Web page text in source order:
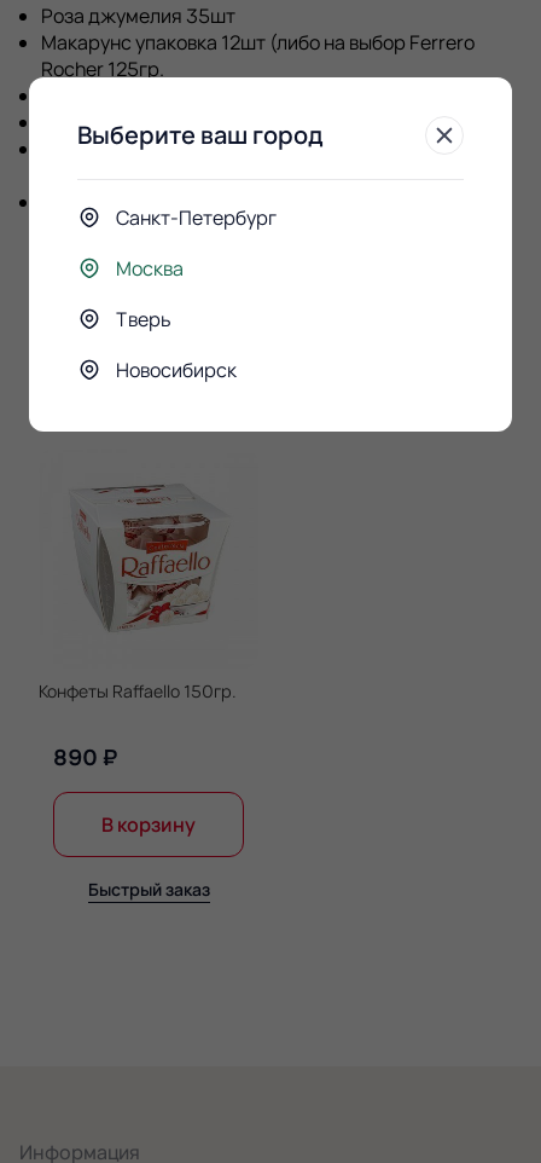
Роза джумелия 35шт
Макарунс упаковка 12шт (либо на выбор Ferrero
Rocher 125гр.
коробка квадрат большая
Оазис Классик кирпич Размер выдвижной секции
для подарка 24*24*4
К этому букету
Конфеты Raffaello 150гр.
890 ₽
В корзину
Быстрый заказ
Информация
Выберите ваш город
Санкт-Петербург
Москва
Тверь
Новосибирск